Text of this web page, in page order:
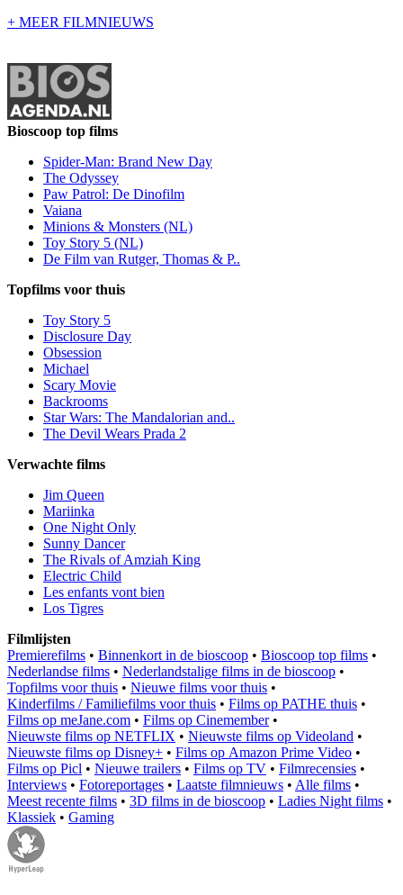
+ MEER FILMNIEUWS
Bioscoop top films
Spider-Man: Brand New Day
The Odyssey
Paw Patrol: De Dinofilm
Vaiana
Minions & Monsters (NL)
Toy Story 5 (NL)
De Film van Rutger, Thomas & P..
Topfilms voor thuis
Toy Story 5
Disclosure Day
Obsession
Michael
Scary Movie
Backrooms
Star Wars: The Mandalorian and..
The Devil Wears Prada 2
Verwachte films
Jim Queen
Mariinka
One Night Only
Sunny Dancer
The Rivals of Amziah King
Electric Child
Les enfants vont bien
Los Tigres
Filmlijsten
Premierefilms • Binnenkort in de bioscoop • Bioscoop top films •
Nederlandse films • Nederlandstalige films in de bioscoop •
Topfilms voor thuis • Nieuwe films voor thuis •
Kinderfilms / Familiefilms voor thuis • Films op PATHE thuis •
Films op meJane.com • Films op Cinemember•
Nieuwste films op NETFLIX • Nieuwste films op Videoland •
Nieuwste films op Disney+ • Films op Amazon Prime Video •
Films op Picl • Nieuwe trailers • Films op TV • Filmrecensies •
Interviews • Fotoreportages • Laatste filmnieuws • Alle films •
Meest recente films • 3D films in de bioscoop • Ladies Night films •
Klassiek • Gaming